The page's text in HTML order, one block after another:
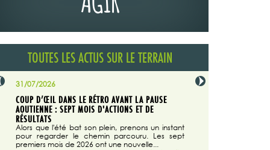
TOUTES LES ACTUS SUR LE TERRAIN
du
31/07/2026
COUP D’ŒIL DANS LE RÉTRO AVANT LA PAUSE
AOUTIENNE : SEPT MOIS D'ACTIONS ET DE
RÉSULTATS
Alors que l'été bat son plein, prenons un instant
pour regarder le chemin parcouru. Les sept
premiers mois de 2026 ont une nouvelle...
29/07/2026